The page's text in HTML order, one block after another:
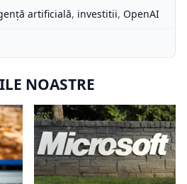
artificială, investitii, OpenAI
NOASTRE